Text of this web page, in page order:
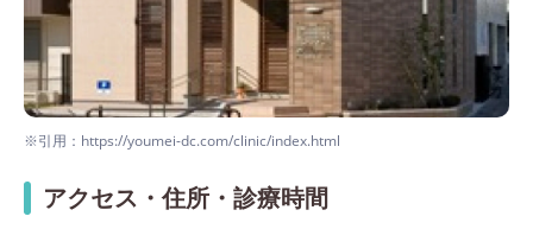
※引用：https://youmei-dc.com/clinic/index.html
アクセス・住所・診療時間